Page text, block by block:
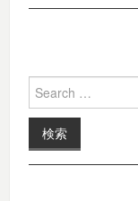
Search for: